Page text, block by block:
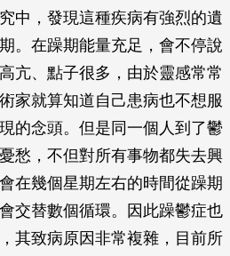
中，發現這種疾病有強烈的遺
。在躁期能量充足，會不停說
亢、點子很多，由於靈感常常
家就算知道自己患病也不想服
的念頭。但是同一個人到了鬱
愁，不但對所有事物都失去興
在幾個星期左右的時間從躁期
交替數個循環。因此躁鬱症也
其致病原因非常複雜，目前所